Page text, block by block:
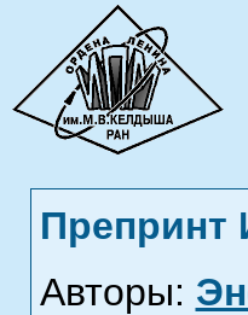
Препринт
Авторы: